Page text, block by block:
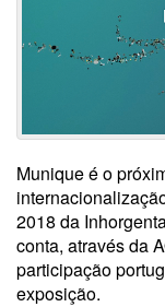
Munique é o
2018 da
conta, através da
participação
exposição.